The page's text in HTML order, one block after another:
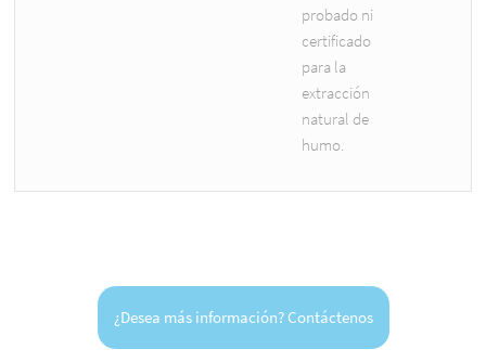
probado ni
certificado
para la
extracción
natural de
humo.
¿Desea más información? Contáctenos